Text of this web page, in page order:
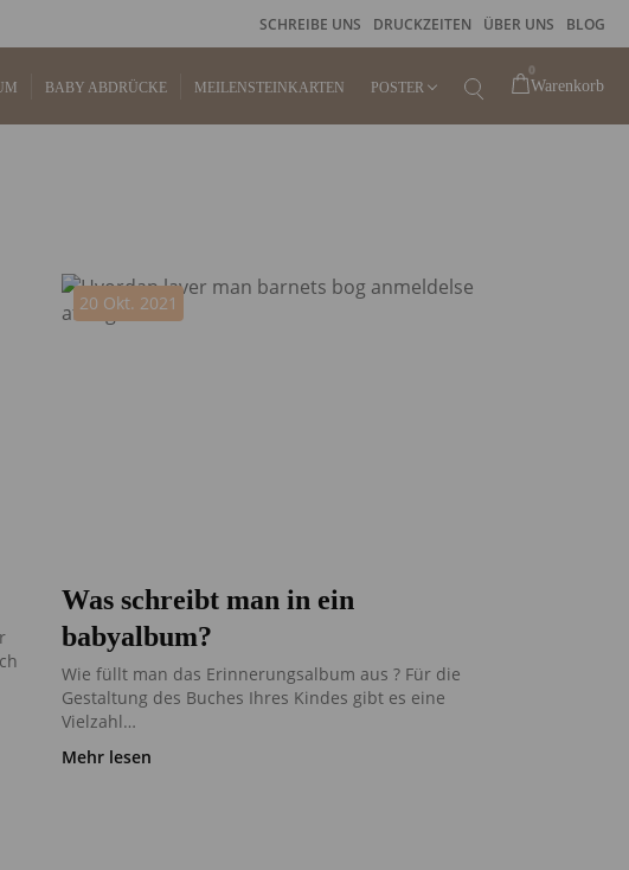
SCHREIBE UNS DRUCKZEITEN ÜBER UNS BLOG
BABY ABDRÜCKE MEILENSTEINKARTEN POSTER Warenkorb
20 Okt. 2021
Was schreibt man in ein
babyalbum?
Wie füllt man das Erinnerungsalbum aus ? Für die
Gestaltung des Buches Ihres Kindes gibt es eine
Vielzahl…
Mehr lesen